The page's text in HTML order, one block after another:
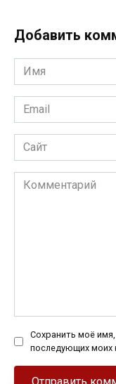
Добавить
Имя
*
Email
*
Сайт
Комментарий
Сохранить моё
последующих моих